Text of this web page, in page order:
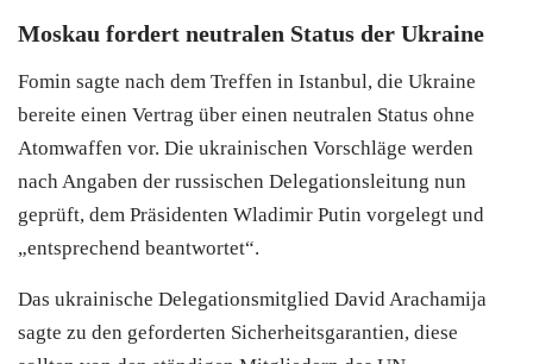
Moskau fordert neutralen Status der Ukraine
Fomin sagte nach dem Treffen in Istanbul, die Ukraine
bereite einen Vertrag über einen neutralen Status ohne
Atomwaffen vor. Die ukrainischen Vorschläge werden
nach Angaben der russischen Delegationsleitung nun
geprüft, dem Präsidenten Wladimir Putin vorgelegt und
„entsprechend beantwortet“.
Das ukrainische Delegationsmitglied David Arachamija
sagte zu den geforderten Sicherheitsgarantien, diese